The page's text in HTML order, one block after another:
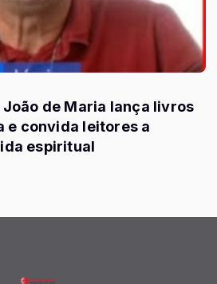
de Maria lança livros
e convida leitores a
espiritual